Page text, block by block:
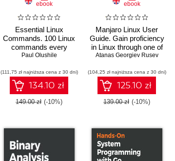
ebook
Essential Linux
Commands. 100 Linux
commands every
system administrator
Paul Olushile
(111,75 zł najniższa cena z 30 dni)
134.10 zł
149.00 zł (-10%)
ebook
Manjaro Linux User
Guide. Gain proficiency
in Linux through one of
its best user-friendly
distributions
Atanas Georgiev Rusev
(104,25 zł najniższa cena z 30 dni)
125.10 zł
139.00 zł (-10%)